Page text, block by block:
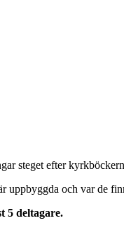
steget efter
uppbyggda och var de
5 deltagare.